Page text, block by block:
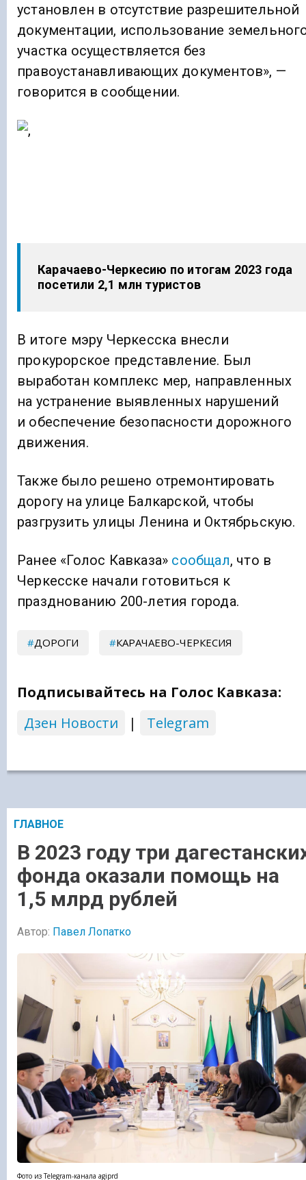
установлен в отсутствие разрешительной
документации, использование
участка осуществляется без
правоустанавливающих документов», —
говорится в сообщении.
Карачаево-Черкесию по итогам 2023 года
посетили 2,1 млн туристов
В итоге мэру Черкесска внесли
прокурорское представление. Был
выработан комплекс мер, направленных
на устранение выявленных нарушений
и обеспечение безопасности дорожного
движения.
Также было решено отремонтировать
дорогу на улице Балкарской, чтобы
разгрузить улицы Ленина и Октябрьскую.
Ранее «Голос Кавказа» сообщал, что в
Черкесске начали готовиться к
празднованию 200-летия города.
ДОРОГИ КАРАЧАЕВО-ЧЕРКЕСИЯ
Подписывайтесь на Голос Кавказа:
Дзен Новости
| Telegram
ГЛАВНОЕ
В 2023 году три
фонда оказали помощь на
1,5 млрд рублей
Автор: Павел Лопатко
Фото из Telegram-канала agiprd